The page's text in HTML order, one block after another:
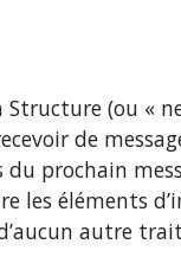
(ou «
de
prochain
les éléments
autre